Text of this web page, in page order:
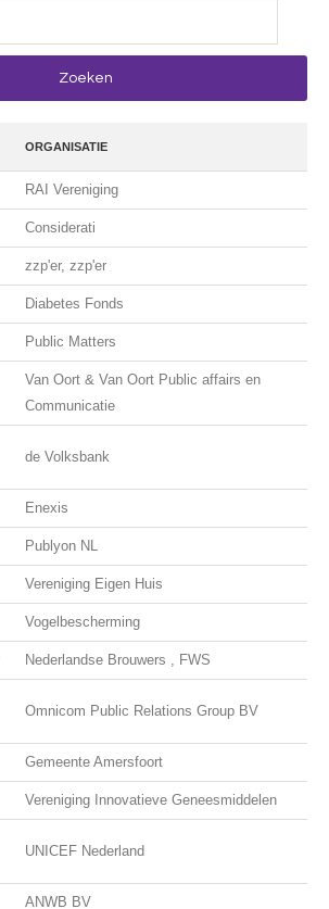
ORGANISATIE
RAI Vereniging
Considerati
zzp'er, zzp'er
Diabetes Fonds
Public Matters
Van Oort & Van Oort Public affairs en
Communicatie
de Volksbank
Enexis
Publyon NL
Vereniging Eigen Huis
Vogelbescherming
Nederlandse Brouwers , FWS
Omnicom Public Relations Group BV
Gemeente Amersfoort
Vereniging Innovatieve Geneesmiddelen
UNICEF Nederland
ANWB BV